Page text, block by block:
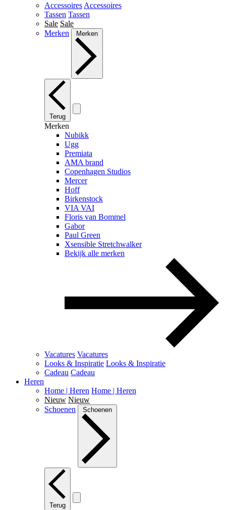
Accessoires Accessoires
Tassen Tassen
Sale Sale
Merken
Merken
Terug
Merken
Nubikk
Ugg
Premiata
AMA brand
Copenhagen Studios
Mercer
Hoff
Birkenstock
VIA VAI
Floris van Bommel
Gabor
Paul Green
Xsensible Stretchwalker
Bekijk alle merken
Vacatures Vacatures
Looks & Inspiratie Looks & Inspiratie
Cadeau Cadeau
Heren
Home | Heren Home | Heren
Nieuw Nieuw
Schoenen
Schoenen
Terug